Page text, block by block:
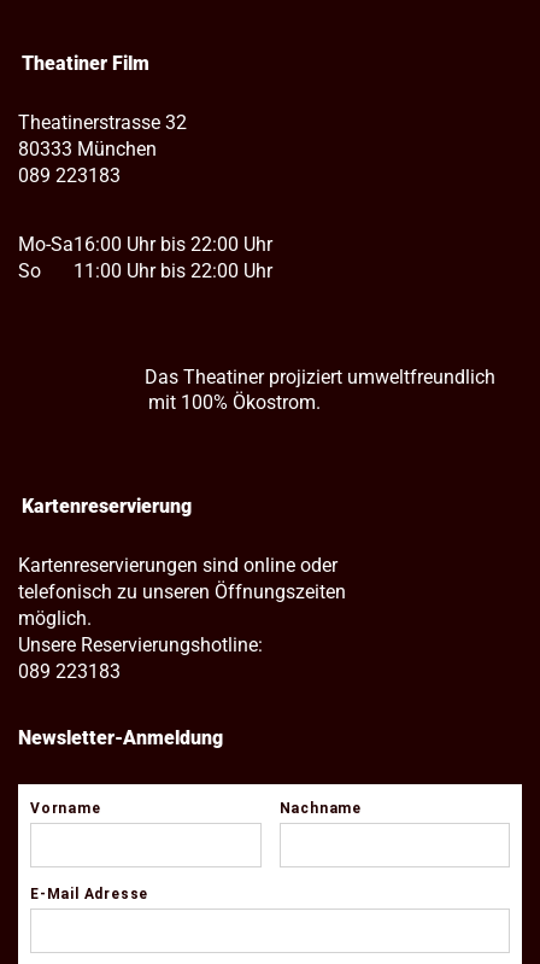
Theatiner Film
Theatinerstrasse 32
80333 München
089 223183
Mo-Sa
So
16:00 Uhr bis 22:00 Uhr
11:00 Uhr bis 22:00 Uhr
Das Theatiner projiziert umweltfreundlich
mit 100% Ökostrom.
Kartenreservierung
Kartenreservierungen sind online oder
telefonisch zu unseren Öffnungszeiten
möglich.
Unsere Reservierungshotline:
089 223183
Newsletter-Anmeldung